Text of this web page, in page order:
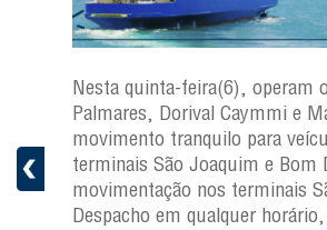
Nesta quinta-feira(6), operam
Palmares, Dorival Caymmi e
movimento tranquilo para
terminais São Joaquim e Bom
movimentação nos terminais
Despacho em qualquer